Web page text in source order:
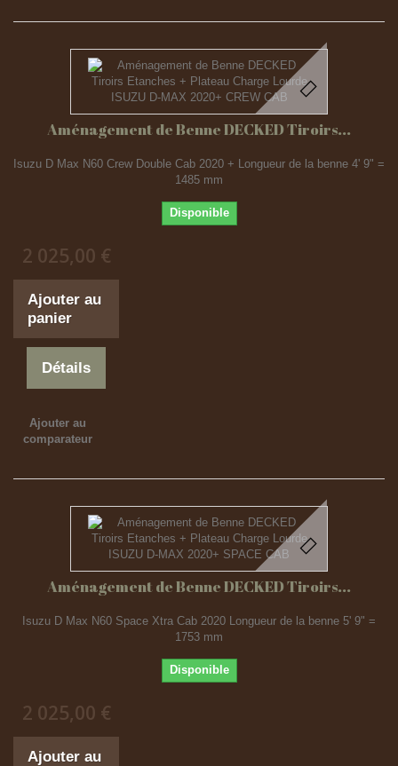
Aménagement de Benne DECKED Tiroirs...
Isuzu D Max N60 Crew Double Cab 2020 + Longueur de la benne 4' 9" =
1485 mm
Disponible
2 025,00 €
Ajouter au
panier
Détails
Ajouter au
comparateur
Aménagement de Benne DECKED Tiroirs...
Isuzu D Max N60 Space Xtra Cab 2020 Longueur de la benne 5' 9" =
1753 mm
Disponible
2 025,00 €
Ajouter au